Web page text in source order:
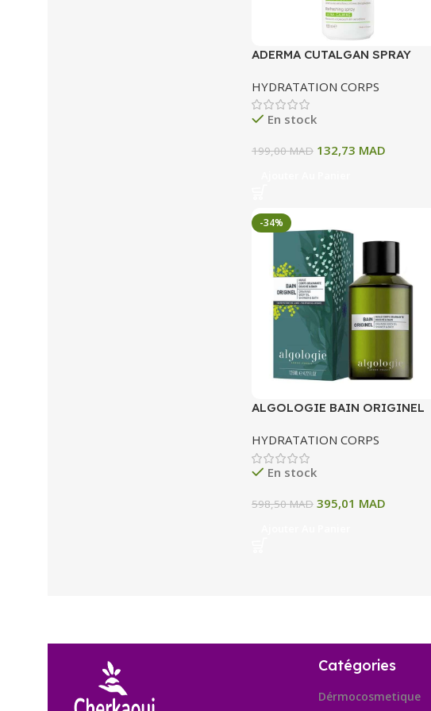
ADERMA CUTALGAN SPRAY
CALMANT 100 ML
HYDRATATION CORPS
En stock
199,00MAD 132,73 MAD
-34%
ALGOLOGIE BAIN ORIGINEL
HYDRATATION CORPS
En stock
598,50MAD 395,01 MAD
Catégories
Dérmocosmetique